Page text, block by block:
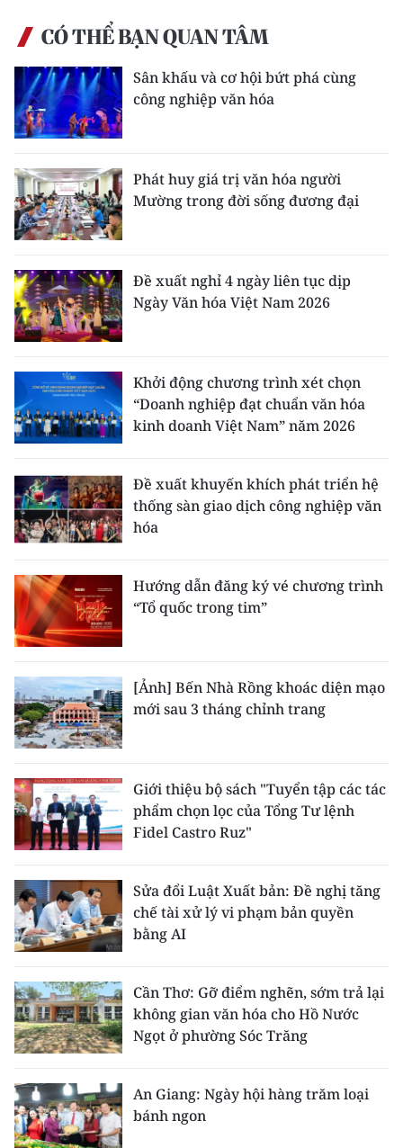
CÓ THỂ BẠN QUAN TÂM
Sân khấu và cơ hội bứt phá cùng
công nghiệp văn hóa
Phát huy giá trị văn hóa người
Mường trong đời sống đương đại
Đề xuất nghỉ 4 ngày liên tục dịp
Ngày Văn hóa Việt Nam 2026
Khởi động chương trình xét chọn
“Doanh nghiệp đạt chuẩn văn hóa
kinh doanh Việt Nam” năm 2026
Đề xuất khuyến khích phát triển hệ
thống sàn giao dịch công nghiệp văn
hóa
Hướng dẫn đăng ký vé chương trình
“Tổ quốc trong tim”
[Ảnh] Bến Nhà Rồng khoác diện mạo
mới sau 3 tháng chỉnh trang
Giới thiệu bộ sách "Tuyển tập các tác
phẩm chọn lọc của Tổng Tư lệnh
Fidel Castro Ruz"
Sửa đổi Luật Xuất bản: Đề nghị tăng
chế tài xử lý vi phạm bản quyền
bằng AI
Cần Thơ: Gỡ điểm nghẽn, sớm trả lại
không gian văn hóa cho Hồ Nước
Ngọt ở phường Sóc Trăng
An Giang: Ngày hội hàng trăm loại
bánh ngon